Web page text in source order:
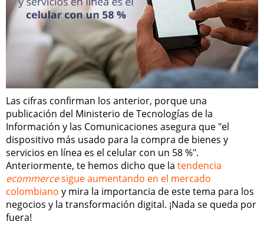
Las cifras confirman los anterior, porque una
publicación del Ministerio de Tecnologías de la
Información y las Comunicaciones asegura que "el
dispositivo más usado para la compra de bienes y
servicios en línea es el celular con un 58 %".
Anteriormente, te hemos dicho que la tendencia
ecommercesigue aumentando en el mercado
colombiano y mira la importancia de este tema para los
negocios y la transformación digital. ¡Nada se queda por
fuera!